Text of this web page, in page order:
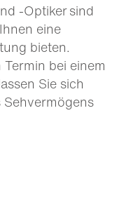
-Optiker sind
eine
bieten.
bei einem
Sie sich